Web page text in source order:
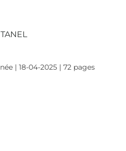
| 18-04-2025 | 72 pages